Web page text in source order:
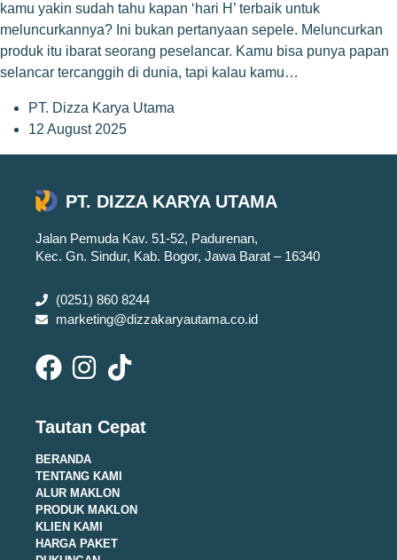
kamu yakin sudah tahu kapan ‘hari H’ terbaik untuk
meluncurkannya? Ini bukan pertanyaan sepele. Meluncurkan
produk itu ibarat seorang peselancar. Kamu bisa punya papan
selancar tercanggih di dunia, tapi kalau kamu…
PT. Dizza Karya Utama
12 August 2025
PT. DIZZA KARYA UTAMA
Jalan Pemuda Kav. 51-52, Padurenan,
Kec. Gn. Sindur, Kab. Bogor, Jawa Barat – 16340
(0251) 860 8244
marketing@dizzakaryautama.co.id
Tautan Cepat
BERANDA
TENTANG KAMI
ALUR MAKLON
PRODUK MAKLON
KLIEN KAMI
HARGA PAKET